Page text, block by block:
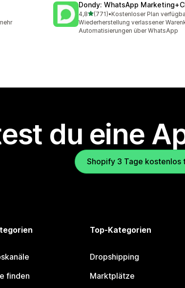
Dondy: WhatsApp
4,8von 5 Sternen
(771)
771 Rezensionen insgesamt
•Kostenloser Plan
Wiederherstellung verlassener
Automatisierungen über WhatsApp
du eine
Shopify 3 Tage kostenlos
finden
Top-Kategorien
Dropshipping
Marktplätze